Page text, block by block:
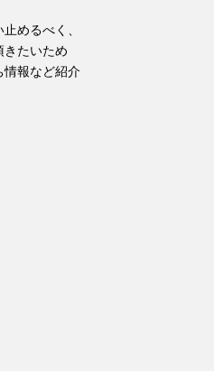
めるべく、
たいため
情報など紹介